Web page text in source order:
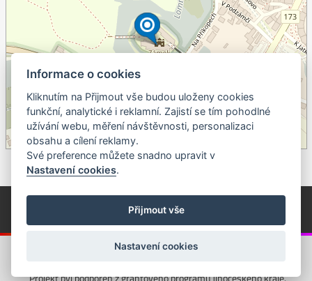
©OpenStreetMapcontributors.
© Píseckem / Kalendárium (Změna programu vyhrazena!)
(Cookies)
© 2018 - 2026 Realizace a správa webu:
Informace o cookies
Kliknutím na Přijmout vše budou uloženy cookies
funkční, analytické i reklamní. Zajistí se tím pohodlné
užívání webu, měření návštěvnosti, personalizaci
obsahu a cílení reklamy.
Své preference můžete snadno upravit v
Nastavení cookies.
Přijmout vše
Nastavení cookies